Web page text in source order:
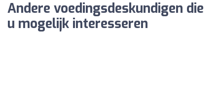
Andere voedingsdeskundigen die
u mogelijk interesseren